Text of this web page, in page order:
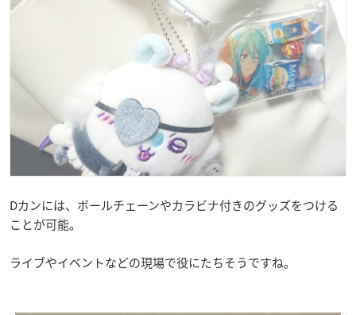
Dカンには、ボールチェーンやカラビナ付きのグッズをつける
ことが可能。
ライブやイベントなどの現場で役にたちそうですね。